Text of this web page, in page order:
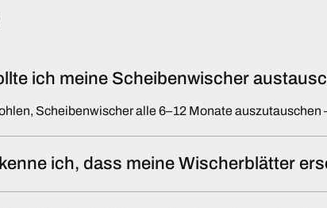
ich meine Scheibenwischer
Scheibenwischer alle 6–12 Monate auszutauschen
ich, dass meine Wischerblätter